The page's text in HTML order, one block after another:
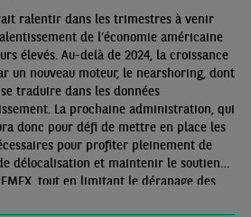
ralentir dans les trimestres à venir
de l’économie américaine
élevés. Au-delà de 2024, la croissance
un nouveau moteur, le nearshoring, dont
traduire dans les données
La prochaine administration, qui
donc pour défi de mettre en place les
pour profiter pleinement de
délocalisation et maintenir le soutien
tout en limitant le dérapage des